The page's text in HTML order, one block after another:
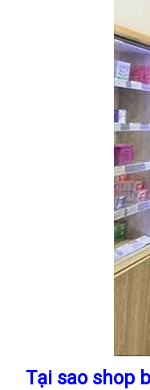
Tại sao shop